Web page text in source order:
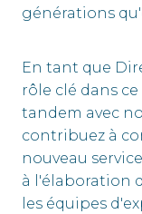
générations
En tant que
rôle clé dans
tandem avec
contribuez à
nouveau
à l'élaboration
les équipes